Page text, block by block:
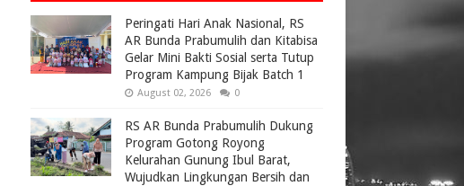
Peringati Hari Anak Nasional, RS
AR Bunda Prabumulih dan Kitabisa
Gelar Mini Bakti Sosial serta Tutup
Program Kampung Bijak Batch 1
August 02, 2026 0
RS AR Bunda Prabumulih Dukung
Program Gotong Royong
Kelurahan Gunung Ibul Barat,
Wujudkan Lingkungan Bersih dan